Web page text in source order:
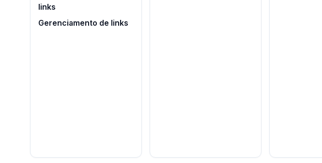
links
Gerenciamento de links